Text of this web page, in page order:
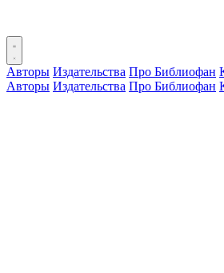
Авторы Издательства Про Библиофан
Авторы Издательства Про Библиофан